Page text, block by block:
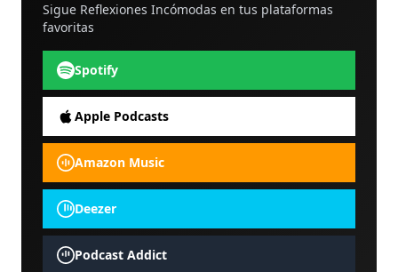
Sigue Reflexiones Incómodas en tus plataformas
favoritas
Spotify
Apple Podcasts
Amazon Music
Deezer
Podcast Addict